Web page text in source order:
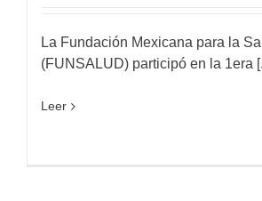
La Fundación Mexicana para la
(FUNSALUD) participó en la 1era
Leer